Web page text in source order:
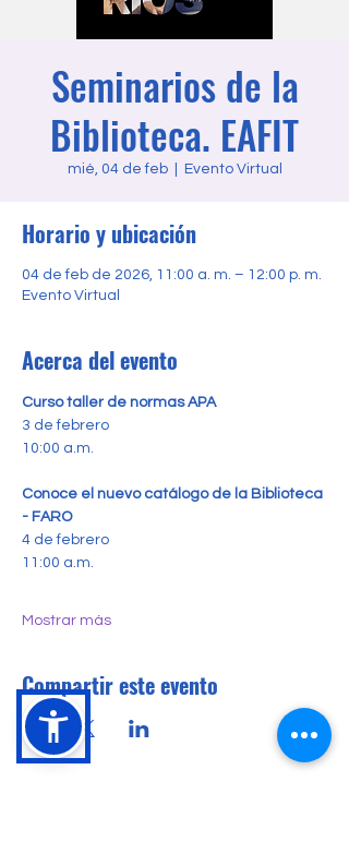
Seminarios de la
Biblioteca. EAFIT
mié, 04 de feb
  |
Evento Virtual
Horario y ubicación
04 de feb de 2026, 11:00 a. m. – 12:00 p. m.
Evento Virtual
Acerca del evento
Curso taller de normas APA
3 de febrero
10:00 a.m.
Conoce el nuevo catálogo de la Biblioteca
- FARO
4 de febrero
11:00 a.m.
Mostrar más
Compartir este evento